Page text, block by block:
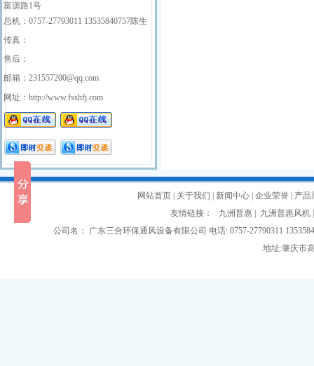
富源路1号
总机：0757-27793011 13535840757陈生
传真：
售后：
邮箱：231557200@qq.com
网址：http://www.fsshfj.com
网站首页 关于我们 新闻中心 企业荣誉
产品
友情链接： 九洲普惠 九洲普惠风机
公司名： 广东三合环保通风设备有限公司 电话: 0757-27790311
地址:肇庆市